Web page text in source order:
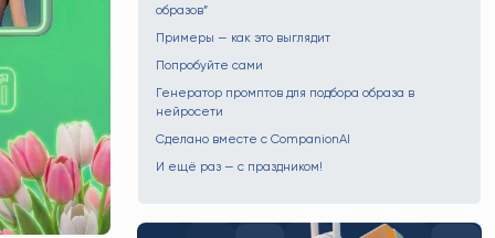
образов”
Примеры — как это выглядит
Попробуйте сами
Генератор промптов для подбора образа в
нейросети
Сделано вместе с CompanionAI
И ещё раз — с праздником!